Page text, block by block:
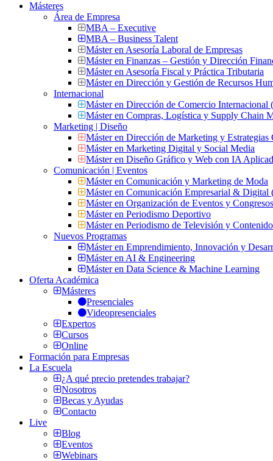
Másteres
Área de Empresa
MBA – Executive
MBA – Business Talent
Máster en Asesoría Laboral de Empresas
Máster en Finanzas – Gestión y Dirección
Máster en Asesoría Fiscal y Práctica Tributaria
Máster en Dirección y Gestión de Recursos
Internacional
Máster en Dirección de Comercio
Máster en Compras, Logística y Supply Chain
Marketing | Diseño
Máster en Dirección de Marketing y Estrategias
Máster en Marketing Digital y Social Media
Máster en Diseño Gráfico y Web con IA
Comunicación | Eventos
Máster en Comunicación y Marketing de Moda
Máster en Comunicación Empresarial &
Máster en Organización de Eventos y
Máster en Periodismo Deportivo
Máster en Periodismo de Televisión y
Nuevos Programas
Máster en Emprendimiento, Innovación y
Máster en AI & Engineering
Máster en Data Science & Machine Learning
Oferta Académica
Másteres
Presenciales
Videopresenciales
Expertos
Cursos
Online
Formación para Empresas
La Escuela
¿A qué precio pretendes trabajar?
Nosotros
Becas y Ayudas
Contacto
Live
Blog
Eventos
Webinars